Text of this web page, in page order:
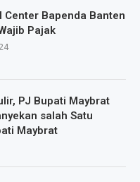
Center Bapenda Banten
Pajak
PJ Bupati Maybrat
salah Satu
Maybrat